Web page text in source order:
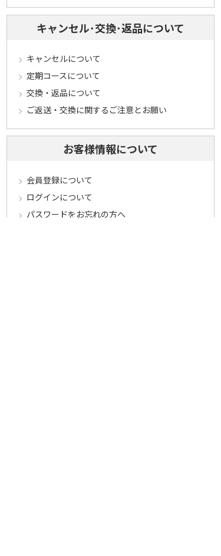
キャンセル･交換･返品について
キャンセルについて
定期コースについて
交換・返品について
ご返送・交換に関するご注意とお願い
お客様情報について
会員登録について
ログインについて
パスワードをお忘れの方へ